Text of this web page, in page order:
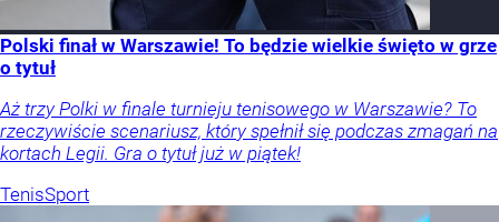
Polski finał w Warszawie! To będzie wielkie święto w grze
o tytuł
Aż trzy Polki w finale turnieju tenisowego w Warszawie? To
rzeczywiście scenariusz, który spełnił się podczas zmagań na
kortach Legii. Gra o tytuł już w piątek!
TenisSport